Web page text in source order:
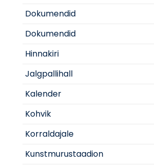
Dokumendid
Dokumendid
Hinnakiri
Jalgpallihall
Kalender
Kohvik
Korraldajale
Kunstmurustaadion